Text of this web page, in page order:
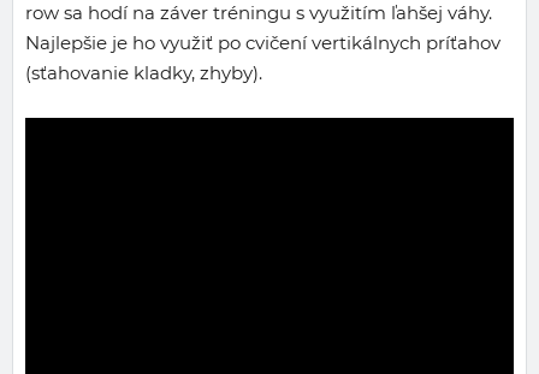
row sa hodí na záver tréningu s využitím ľahšej váhy.
Najlepšie je ho využiť po cvičení vertikálnych príťahov
(sťahovanie kladky, zhyby).